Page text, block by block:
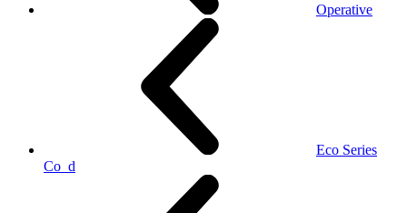
Operative
Eco Series
Co_d